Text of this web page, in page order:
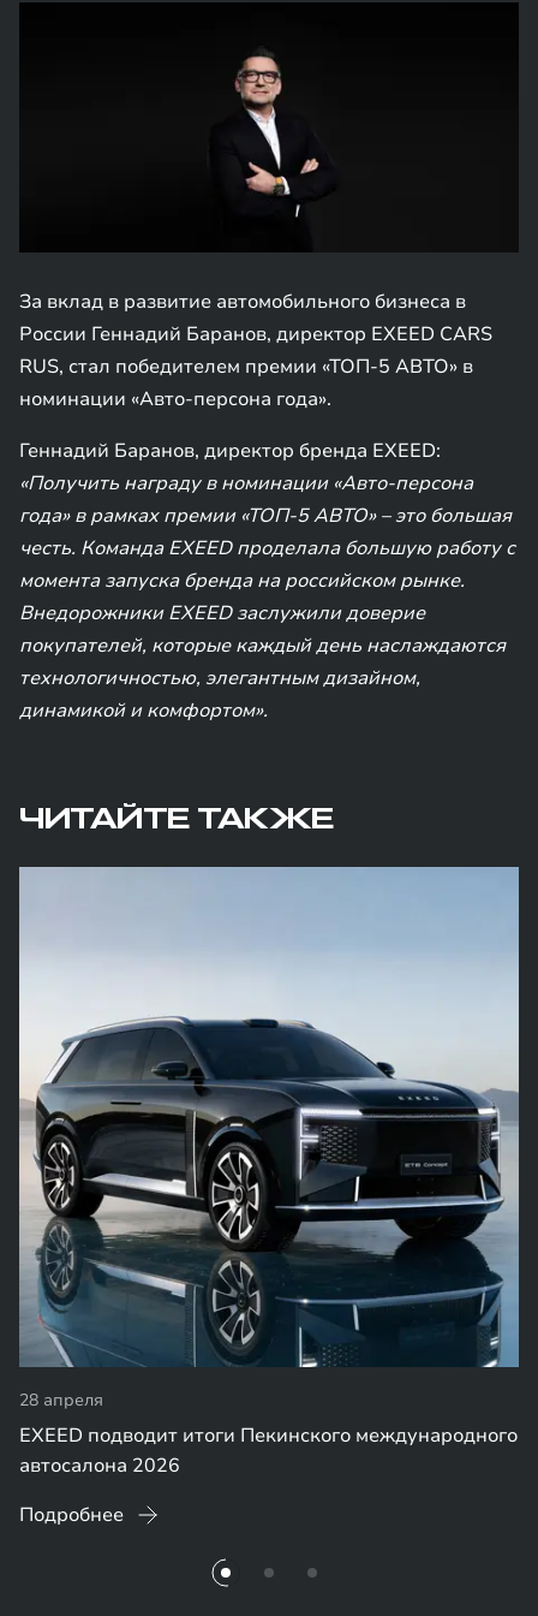
За вклад в развитие автомобильного бизнеса в
России Геннадий Баранов, директор EXEED CARS
RUS, стал победителем премии «ТОП-5 АВТО» в
номинации «Авто-персона года».
Геннадий Баранов, директор бренда EXEED:
«Получить награду в номинации «Авто-персона
года» в рамках премии «ТОП-5 АВТО» – это большая
честь. Команда EXEED проделала большую работу с
момента запуска бренда на российском рынке.
Внедорожники EXEED заслужили доверие
покупателей, которые каждый день наслаждаются
технологичностью, элегантным дизайном,
динамикой и комфортом».
ЧИТАЙТЕ ТАКЖЕ
28 апреля
EXEED подводит итоги Пекинского международного
автосалона 2026
Подробнее